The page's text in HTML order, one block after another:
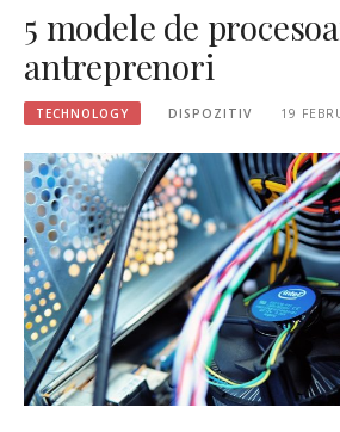
5 modele de
antreprenori
TECHNOLOGY DISPOZITIV 19